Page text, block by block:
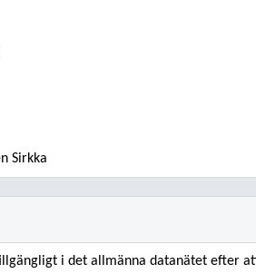
Sirkka
i det allmänna datanätet efter